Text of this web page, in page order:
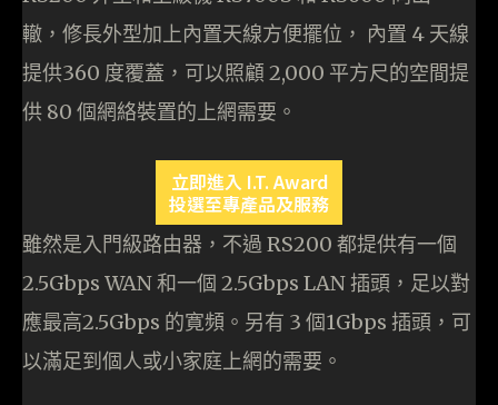
轍，修長外型加上內置天線方便擺位， 內置 4 天線
提供360 度覆蓋，可以照顧 2,000 平方尺的空間提
供 80 個網絡裝置的上網需要。
立即進入 I.T. Award
投選至專產品及服務
雖然是入門級路由器，不過 RS200 都提供有一個
2.5Gbps WAN 和一個 2.5Gbps LAN 插頭，足以對
應最高2.5Gbps 的寛頻。另有 3 個1Gbps 插頭，可
以滿足到個人或小家庭上網的需要。